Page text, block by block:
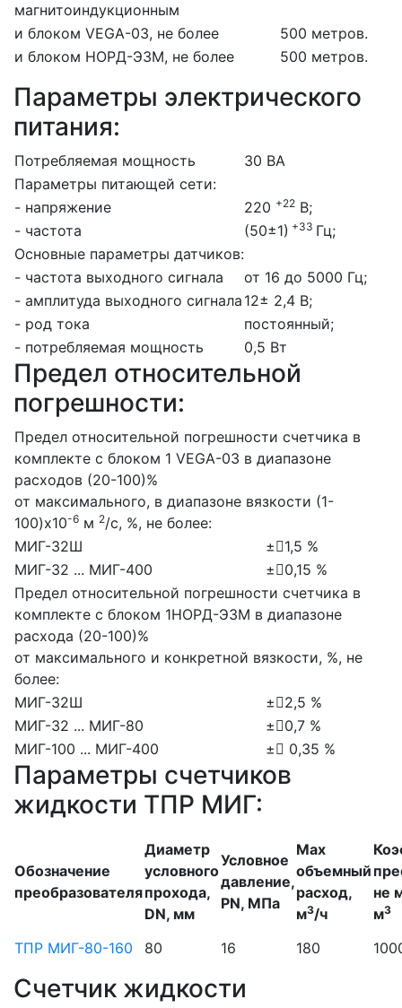
магнитоиндукционным
и блоком VEGA-03, не более
500 метров.
и блоком НОРД-Э3М, не более
500 метров.
Параметры электрического
питания:
Потребляемая мощность
30 ВА
Параметры питающей сети:
- напряжение
220 +22 В;
- частота
(50±1) +33 Гц;
Основные параметры датчиков:
- частота выходного сигнала
от 16 до 5000 Гц;
- амплитуда выходного сигнала 12± 2,4 В;
- род тока
постоянный;
- потребляемая мощность
0,5 Вт
Предел относительной
погрешности:
Предел относительной погрешности счетчика в
комплекте с блоком 1 VEGA-03 в диапазоне
расходов (20-100)%
от максимального, в диапазоне вязкости (1-
100)х10-6 м 2/с, %, не более:
МИГ-32Ш
±1,5 %
МИГ-32 ... МИГ-400
±0,15 %
Предел относительной погрешности счетчика в
комплекте с блоком 1НОРД-ЭЗМ в диапазоне
расхода (20-100)%
от максимального и конкретной вязкости, %, не
более:
МИГ-32Ш
±2,5 %
МИГ-32 ... МИГ-80
±0,7 %
МИГ-100 ... МИГ-400
± 0,35 %
Параметры счетчиков
жидкости ТПР МИГ:
Обозначение
преобразователя
Диаметр
условного
прохода,
DN, мм
Условное
давление,
PN, МПа
Max
объемный
расход,
м3/ч
не
м3
ТПР МИГ-80-160 80 16 180
Счетчик жидкости